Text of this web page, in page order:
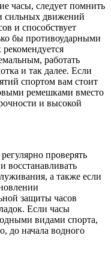
часы, следует помнить
сильных движений
и способствует
бы противоударными
работать
и так далее. Если
спортом вам стоит
ремешками вместо
и высокой
проверять
восстанавливать
а также если
защиты часов
Если часы
видами спорта,
до начала водного